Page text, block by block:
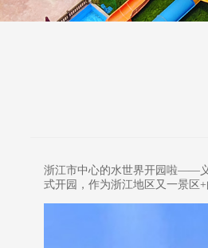
浙江市中心的水世界开园啦——
式开园，作为浙江地区又一景区